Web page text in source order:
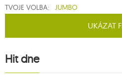
TVOJE VOLBA: JUMBO
UKÁZAT
Hit dne